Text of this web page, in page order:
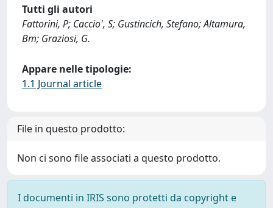
Tutti gli autori
Fattorini, P; Caccio', S; Gustincich, Stefano; Altamura,
Bm; Graziosi, G.
Appare nelle tipologie:
1.1 Journal article
File in questo prodotto:
Non ci sono file associati a questo prodotto.
I documenti in IRIS sono protetti da copyright e